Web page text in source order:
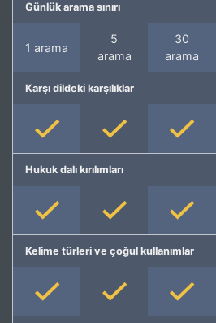
Günlük arama sınırı
1 arama
5
arama
30
arama
Karşı dildeki karşılıklar
Hukuk dalı kırılımları
Kelime türleri ve çoğul kullanımlar